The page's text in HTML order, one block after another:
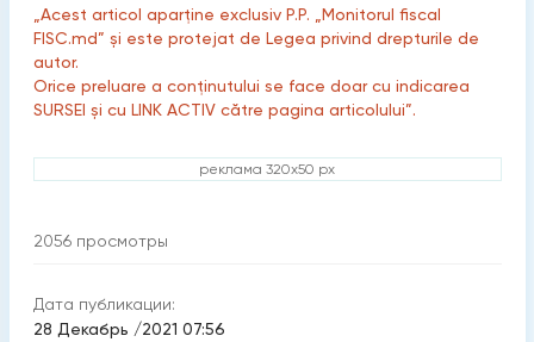
„Acest articol aparține exclusiv P.P. „Monitorul fiscal
FISC.md” și este protejat de Legea privind drepturile de
autor.
Orice preluare a conținutului se face doar cu indicarea
SURSEI și cu LINK ACTIV către pagina articolului”.
реклама 320x50 px
2056 просмотры
Дата публикации:
28 Декабрь /2021 07:56